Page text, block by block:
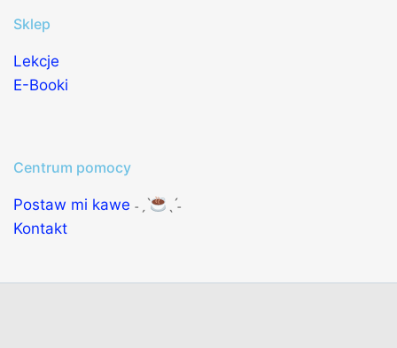
Sklep
Lekcje
E-Booki
Centrum pomocy
Postaw mi kawe ˗ˏˋ
ˎˊ˗
Kontakt